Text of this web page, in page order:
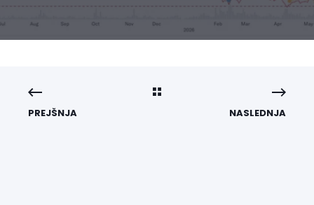
PREJŠNJA NASLEDNJA